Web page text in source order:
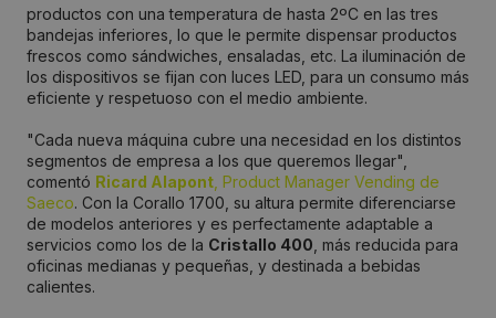
productos con una temperatura de hasta 2ºC en las tres
bandejas inferiores, lo que le permite dispensar productos
frescos como sándwiches, ensaladas, etc. La iluminación de
los dispositivos se fijan con luces LED, para un consumo más
eficiente y respetuoso con el medio ambiente.
"Cada nueva máquina cubre una necesidad en los distintos
segmentos de empresa a los que queremos llegar",
comentó Ricard Alapont, Product Manager Vending de
Saeco. Con la Corallo 1700, su altura permite diferenciarse
de modelos anteriores y es perfectamente adaptable a
servicios como los de la Cristallo 400, más reducida para
oficinas medianas y pequeñas, y destinada a bebidas
calientes.